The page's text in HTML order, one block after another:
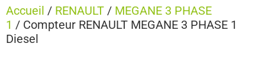
Accueil / RENAULT / MEGANE 3 PHASE
1 / Compteur RENAULT MEGANE 3 PHASE 1
Diesel